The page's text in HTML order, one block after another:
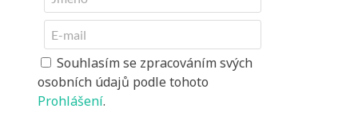
Souhlasím se zpracováním svých
osobních údajů podle tohoto
Prohlášení.